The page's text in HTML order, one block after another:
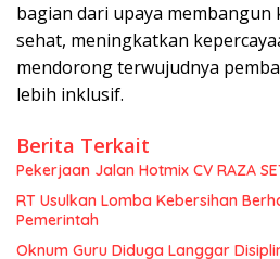
bagian dari upaya
sehat, meningkatkan
mendorong terwujudnya
lebih inklusif.
Berita Terkait
Pekerjaan Jalan Hotmix CV RAZA
RT Usulkan Lomba Kebersihan
Pemerintah
Oknum Guru Diduga Langgar